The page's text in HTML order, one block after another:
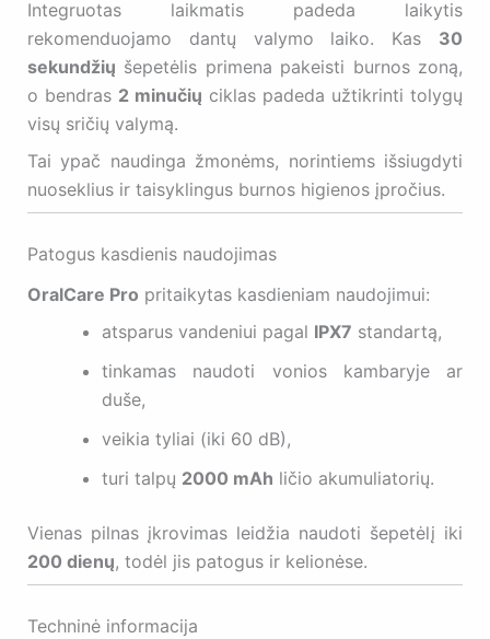
Integruotas laikmatis padeda laikytis
rekomenduojamo dantų valymo laiko. Kas 30
sekundžių šepetėlis primena pakeisti burnos zoną,
o bendras 2 minučių ciklas padeda užtikrinti tolygų
visų sričių valymą.
Tai ypač naudinga žmonėms, norintiems išsiugdyti
nuoseklius ir taisyklingus burnos higienos įpročius.
Patogus kasdienis naudojimas
OralCare Pro pritaikytas kasdieniam naudojimui:
atsparus vandeniui pagal IPX7 standartą,
tinkamas naudoti vonios kambaryje ar
duše,
veikia tyliai (iki 60 dB),
turi talpų 2000 mAh ličio akumuliatorių.
Vienas pilnas įkrovimas leidžia naudoti šepetėlį iki
200 dienų, todėl jis patogus ir kelionėse.
Techninė informacija